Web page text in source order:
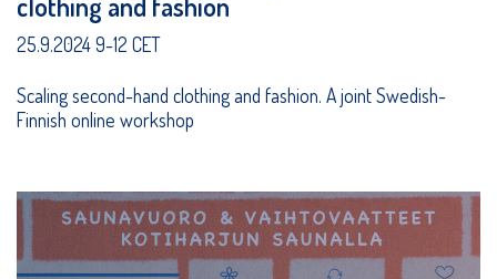
25.9.2024 9-12 CET
Scaling second-hand clothing and fashion. A joint Swedish-
Finnish online workshop